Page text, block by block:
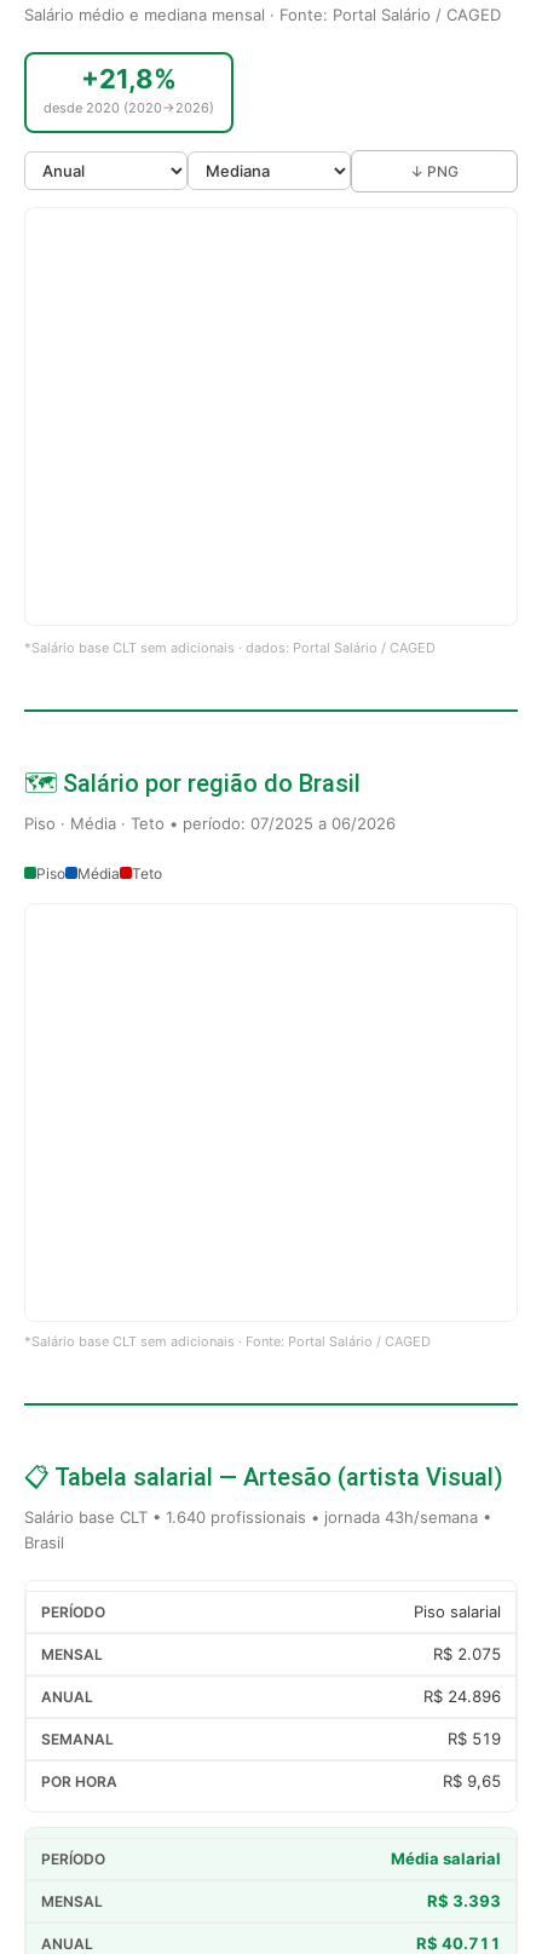
Salário médio e mediana mensal · Fonte: Portal Salário / CAGED
+21,8%
desde 2020 (2020→2026)
↓ PNG
*Salário base CLT sem adicionais · dados: Portal Salário / CAGED
🗺️ Salário por região do Brasil
Piso · Média · Teto • período: 07/2025 a 06/2026
Piso Média Teto
*Salário base CLT sem adicionais · Fonte: Portal Salário / CAGED
📋 Tabela salarial — Artesão (artista Visual)
Salário base CLT • 1.640 profissionais • jornada 43h/semana •
Brasil
Piso salarial
R$ 2.075
R$ 24.896
R$ 519
R$ 9,65
Média salarial
R$ 3.393
R$ 40.711